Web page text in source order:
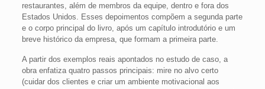
restaurantes, além de membros da equipe, dentro e fora dos
Estados Unidos. Esses depoimentos compõem a segunda parte
e o corpo principal do livro, após um capítulo introdutório e um
breve histórico da empresa, que formam a primeira parte.
A partir dos exemplos reais apontados no estudo de caso, a
obra enfatiza quatro passos principais: mire no alvo certo
(cuidar dos clientes e criar um ambiente motivacional aos